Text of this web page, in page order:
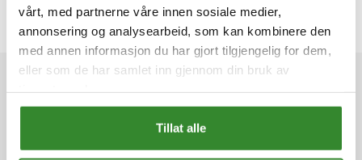
vårt, med partnerne våre innen sosiale medier,
annonsering og analysearbeid, som kan kombinere den
med annen informasjon du har gjort tilgjengelig for dem,
eller som de har samlet inn gjennom din bruk av
Tillat alle